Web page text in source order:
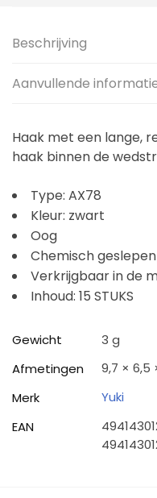
Beschrijving
Aanvullende
Haak met een lange,
haak binnen de
Type: AX78
Kleur: zwart
Oog
Chemisch geslepen
Verkrijgbaar in de
Inhoud: 15 STUKS
Gewicht
3 g
Afmetingen
9,7 × 6,5
Merk
Yuki
EAN